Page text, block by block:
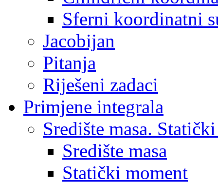
Sferni koordinatni
Jacobijan
Pitanja
Riješeni zadaci
Primjene integrala
Središte masa.
Središte masa
Statički moment